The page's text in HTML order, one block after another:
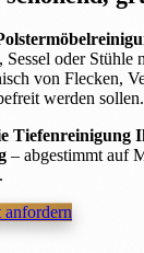
oder Stühle
von Flecken,
werden sollen.
Tiefenreinigung
– abgestimmt auf
anfordern